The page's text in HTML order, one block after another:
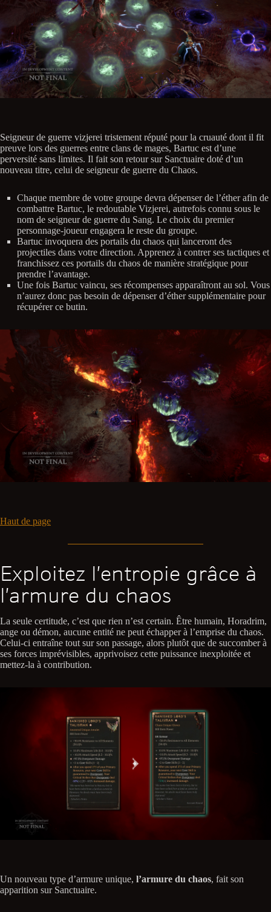
Seigneur de guerre vizjerei tristement réputé pour la cruauté dont il fit
preuve lors des guerres entre clans de mages, Bartuc est d’une
perversité sans limites. Il fait son retour sur Sanctuaire doté d’un
nouveau titre, celui de seigneur de guerre du Chaos.
Chaque membre de votre groupe devra dépenser de l’éther afin de
combattre Bartuc, le redoutable Vizjerei, autrefois connu sous le
nom de seigneur de guerre du Sang. Le choix du premier
personnage-joueur engagera le reste du groupe.
Bartuc invoquera des portails du chaos qui lanceront des
projectiles dans votre direction. Apprenez à contrer ses tactiques et
franchissez ces portails du chaos de manière stratégique pour
prendre l’avantage.
Une fois Bartuc vaincu, ses récompenses apparaîtront au sol. Vous
n’aurez donc pas besoin de dépenser d’éther supplémentaire pour
récupérer ce butin.
Haut de page
Exploitez l’entropie grâce à
l’armure du chaos
La seule certitude, c’est que rien n’est certain. Être humain, Horadrim,
ange ou démon, aucune entité ne peut échapper à l’emprise du chaos.
Celui-ci entraîne tout sur son passage, alors plutôt que de succomber à
ses forces imprévisibles, apprivoisez cette puissance inexploitée et
mettez-la à contribution.
Un nouveau type d’armure unique, l’armure du chaos, fait son
apparition sur Sanctuaire.